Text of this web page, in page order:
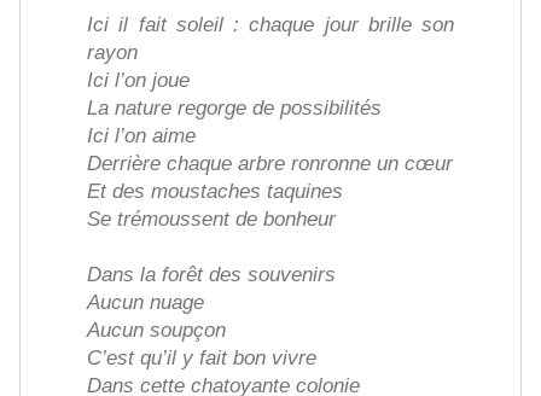
Ici il fait soleil : chaque jour brille son
rayon
Ici l’on joue
La nature regorge de possibilités
Ici l’on aime
Derrière chaque arbre ronronne un cœur
Et des moustaches taquines
Se trémoussent de bonheur
Dans la forêt des souvenirs
Aucun nuage
Aucun soupçon
C’est qu’il y fait bon vivre
Dans cette chatoyante colonie